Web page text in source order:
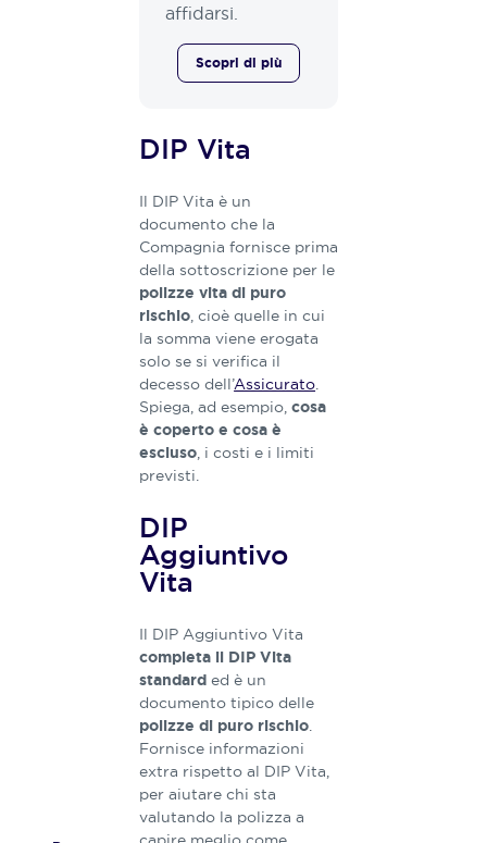
Scopri di più
affidarsi.
DIP Vita
Il DIP Vita è un
documento che la
Compagnia fornisce prima
della sottoscrizione per le
polizze vita di puro
rischio , cioè quelle in cui
la somma viene erogata
solo se si verifica il
decesso dell’Assicurato
Spiega, ad esempio,cosa
è coperto e cosa è
escluso , i costi e i limiti
previsti.
DIP
Aggiuntivo
Vita
Il DIP Aggiuntivo Vita
completa il DIP Vita
standard ed è un
documento tipico delle
polizze di puro rischio
Fornisce informazioni
extra rispetto al DIP Vita,
per aiutare chi sta
valutando la polizza a